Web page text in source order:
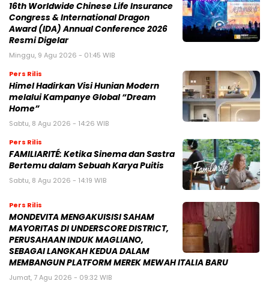
16th Worldwide Chinese Life Insurance
Congress & International Dragon
Award (IDA) Annual Conference 2026
Resmi Digelar
Minggu, 9 Agu 2026 - 01:45 WIB
Pers Rilis
Himel Hadirkan Visi Hunian Modern
melalui Kampanye Global “Dream
Home”
Sabtu, 8 Agu 2026 - 14:26 WIB
Pers Rilis
FAMILIARITÉ: Ketika Sinema dan Sastra
Bertemu dalam Sebuah Karya Puitis
Sabtu, 8 Agu 2026 - 14:19 WIB
Pers Rilis
MONDEVITA MENGAKUISISI SAHAM
MAYORITAS DI UNDERSCORE DISTRICT,
PERUSAHAAN INDUK MAGLIANO,
SEBAGAI LANGKAH KEDUA DALAM
MEMBANGUN PLATFORM MEREK MEWAH ITALIA BARU
Jumat, 7 Agu 2026 - 09:32 WIB